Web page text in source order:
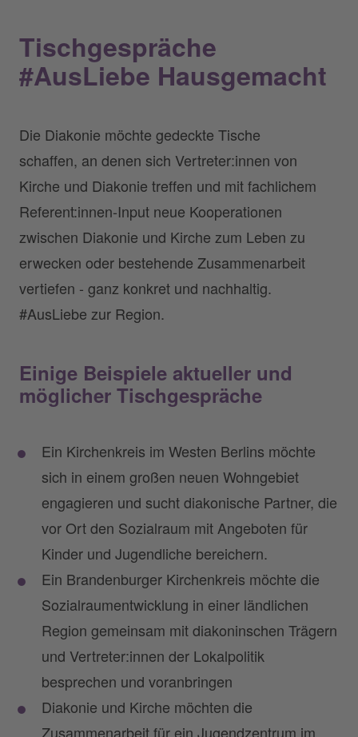
Tischgespräche
#AusLiebe Hausgemacht
Die Diakonie möchte gedeckte Tische
schaffen, an denen sich Vertreter:innen von
Kirche und Diakonie treffen und mit fachlichem
Referent:innen-Input neue Kooperationen
zwischen Diakonie und Kirche zum Leben zu
erwecken oder bestehende Zusammenarbeit
vertiefen - ganz konkret und nachhaltig.
#AusLiebe zur Region.
Einige Beispiele aktueller und
möglicher Tischgespräche
Ein Kirchenkreis im Westen Berlins möchte
sich in einem großen neuen Wohngebiet
engagieren und sucht diakonische Partner, die
vor Ort den Sozialraum mit Angeboten für
Kinder und Jugendliche bereichern.
Ein Brandenburger Kirchenkreis möchte die
Sozialraumentwicklung in einer ländlichen
Region gemeinsam mit diakoninschen Trägern
und Vertreter:innen der Lokalpolitik
besprechen und voranbringen
Diakonie und Kirche möchten die
Zusammenarbeit für ein Jugendzentrum im